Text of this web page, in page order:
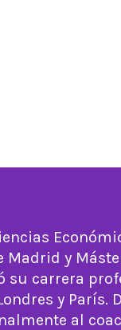
Madrid y
su carrera
y París.
al